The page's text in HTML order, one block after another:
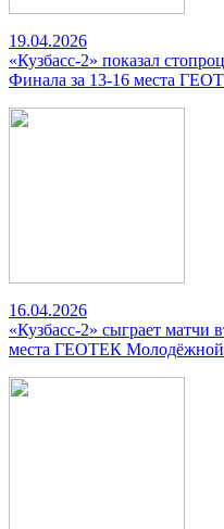
19.04.2026
«Кузбасс-2» показал
Финала за 13-16 места
16.04.2026
«Кузбасс-2» сыграет матчи
места ГЕОТЕК Молодёжной